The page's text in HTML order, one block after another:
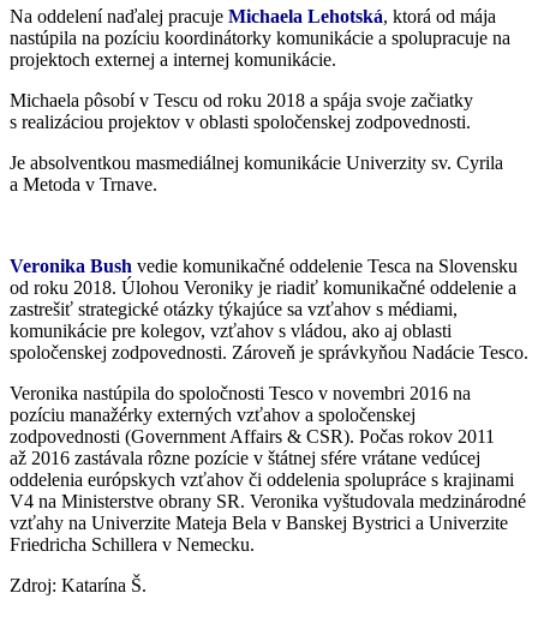
Na oddelení naďalej pracuje Michaela Lehotská, ktorá od mája
nastúpila na pozíciu koordinátorky komunikácie a spolupracuje na
projektoch externej a internej komunikácie.
Michaela pôsobí v Tescu od roku 2018 a spája svoje začiatky
s realizáciou projektov v oblasti spoločenskej zodpovednosti.
Je absolventkou masmediálnej komunikácie Univerzity sv. Cyrila
a Metoda v Trnave.
Veronika Bush vedie komunikačné oddelenie Tesca na Slovensku
od roku 2018. Úlohou Veroniky je riadiť komunikačné oddelenie a
zastrešiť strategické otázky týkajúce sa vzťahov s médiami,
komunikácie pre kolegov, vzťahov s vládou, ako aj oblasti
spoločenskej zodpovednosti. Zároveň je správkyňou Nadácie Tesco.
Veronika nastúpila do spoločnosti Tesco v novembri 2016 na
pozíciu manažérky externých vzťahov a spoločenskej
zodpovednosti (Government Affairs & CSR). Počas rokov 2011
až 2016 zastávala rôzne pozície v štátnej sfére vrátane vedúcej
oddelenia európskych vzťahov či oddelenia spolupráce s krajinami
V4 na Ministerstve obrany SR. Veronika vyštudovala medzinárodné
vzťahy na Univerzite Mateja Bela v Banskej Bystrici a Univerzite
Friedricha Schillera v Nemecku.
Zdroj: Katarína Š.